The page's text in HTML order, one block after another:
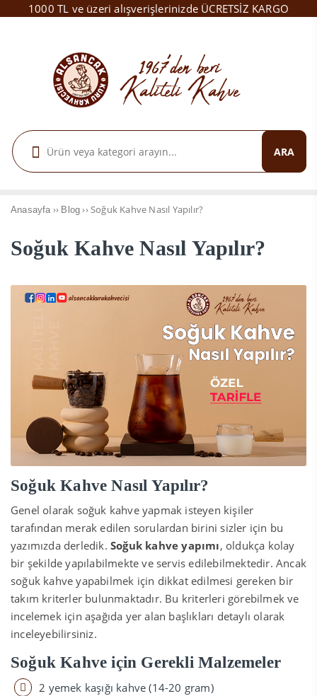
1000 TL ve üzeri alışverişlerinizde ÜCRETSİZ KARGO
ARA
Anasayfa ›› Blog ››Soğuk Kahve Nasıl Yapılır?
Soğuk Kahve Nasıl Yapılır?
Soğuk Kahve Nasıl Yapılır?
Genel olarak soğuk kahve yapmak isteyen kişiler
tarafından merak edilen sorulardan birini sizler için bu
yazımızda derledik. Soğuk kahve yapımı, oldukça kolay
bir şekilde yapılabilmekte ve servis edilebilmektedir. Ancak
soğuk kahve yapabilmek için dikkat edilmesi gereken bir
takım kriterler bulunmaktadır. Bu kriterleri görebilmek ve
incelemek için aşağıda yer alan başlıkları detaylı olarak
inceleyebilirsiniz.
Soğuk Kahve için Gerekli Malzemeler
2 yemek kaşığı kahve (14-20 gram)